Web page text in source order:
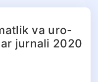
va uro-
jurnali 2020